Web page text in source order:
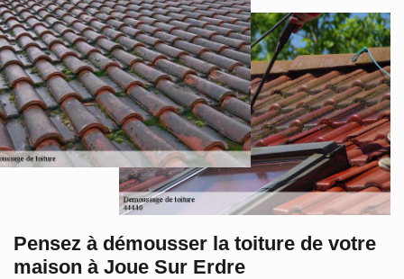
Pensez à démousser la toiture de votre
maison à Joue Sur Erdre